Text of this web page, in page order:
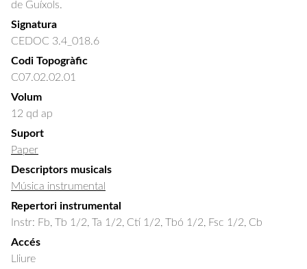
de Guíxols.
Signatura
CEDOC 3.4_018.6
Codi Topogràfic
C07.02.02.01
Volum
12 qd ap
Suport
Paper
Descriptors musicals
Música instrumental
Repertori instrumental
Instr: Fb, Tb 1/2, Ta 1/2, Ctí 1/2, Tbó 1/2, Fsc 1/2, Cb
Accés
Lliure